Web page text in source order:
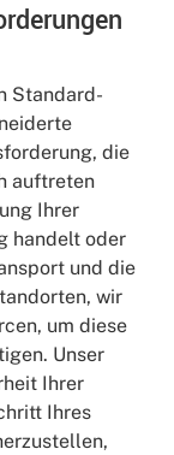
Standard-
die
auftreten
Ihrer
handelt oder
und die
wir
um diese
Unser
Ihrer
Ihres